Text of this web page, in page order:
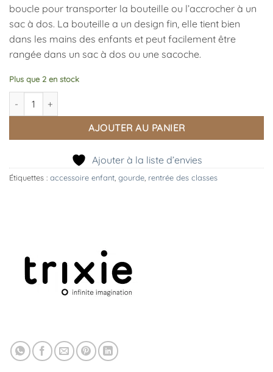
boucle pour transporter la bouteille ou l’accrocher à un
sac à dos. La bouteille a un design fin, elle tient bien
dans les mains des enfants et peut facilement être
rangée dans un sac à dos ou une sacoche.
Plus que 2 en stock
quantité de Gourde Isotherme Mr Dino, Trixie
AJOUTER AU PANIER
Ajouter à la liste d’envies
Étiquettes : accessoire enfant gourde rentrée des classes